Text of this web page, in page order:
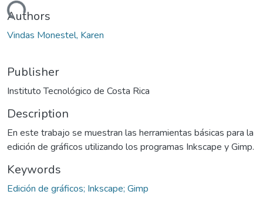
Authors
Vindas Monestel, Karen
Publisher
Instituto Tecnológico de Costa Rica
Description
En este trabajo se muestran las herramientas básicas para la
edición de gráficos utilizando los programas Inkscape y Gimp.
Keywords
Edición de gráficos; Inkscape; Gimp